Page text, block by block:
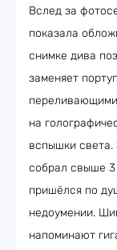
Вслед за
показала
снимке дива
заменяет
на
вспышки света.
собрал свыше 3
пришёлся по
недоумении.
напоминают